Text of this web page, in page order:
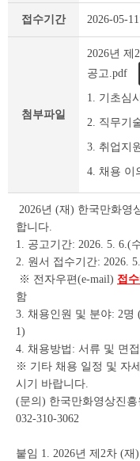
용
고
이
접수기간 2026-05-
첨부파일
2026년 제
공고.pdf
1. 기초심
2. 직무기
3. 취업지
4. 채용 이
2026년 (재) 한국만화영
합니다.
1. 공고기간: 2026. 5. 6.(
2. 원서 접수기간: 2026.
※ 전자우편(e-mail) 접
함
3. 채용인원 및 분야: 2명
1)
4. 채용방법: 서류 및 면
※ 기타 채용 일정 및 자
시기 바랍니다.
(문의) 한국만화영상진
032-310-3062
붙임 1. 2026년 제2차 (